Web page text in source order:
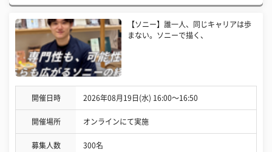
【ソニー】誰一人、同じキャリアは歩
まない。ソニーで描く、
開催日時 2026年08月19日(水) 16:00〜16:50
開催場所 オンラインにて実施
募集人数 300名